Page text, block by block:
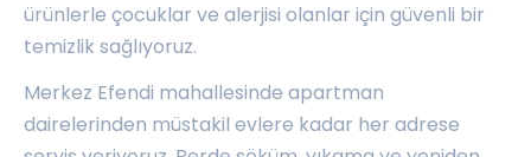
ürünlerle çocuklar ve alerjisi olanlar için güvenli bir
temizlik sağlıyoruz.
Merkez Efendi mahallesinde apartman
dairelerinden müstakil evlere kadar her adrese